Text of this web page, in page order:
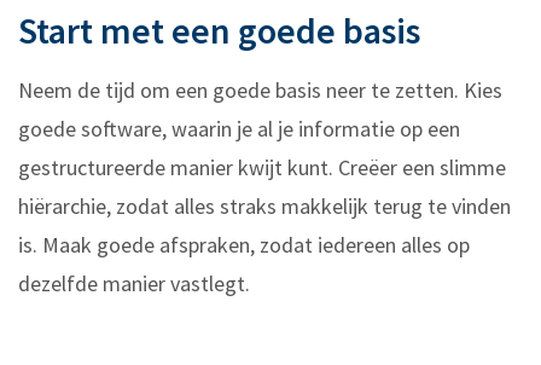
Start met een goede basis
Neem de tijd om een goede basis neer te zetten. Kies
goede software, waarin je al je informatie op een
gestructureerde manier kwijt kunt. Creëer een slimme
hiërarchie, zodat alles straks makkelijk terug te vinden
is. Maak goede afspraken, zodat iedereen alles op
dezelfde manier vastlegt.